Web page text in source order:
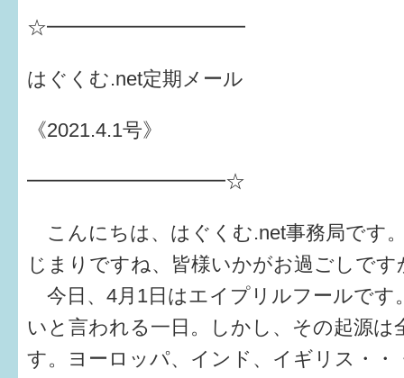
☆━━━━━━━━━━
はぐくむ.net定期メール
《2021.4.1号》
━━━━━━━━━━☆
こんにちは、はぐくむ.net事務局です
じまりですね、皆様いかがお過ごしです
今日、4月1日はエイプリルフールです
いと言われる一日。しかし、その起源は
す。ヨーロッパ、インド、イギリス・・
子どもを育てよう
届出・手当・助成
健診・予防接種
仲間づくり・遊び場
子どもを預けたい
入園・入学
相談したい
さまざまな支援